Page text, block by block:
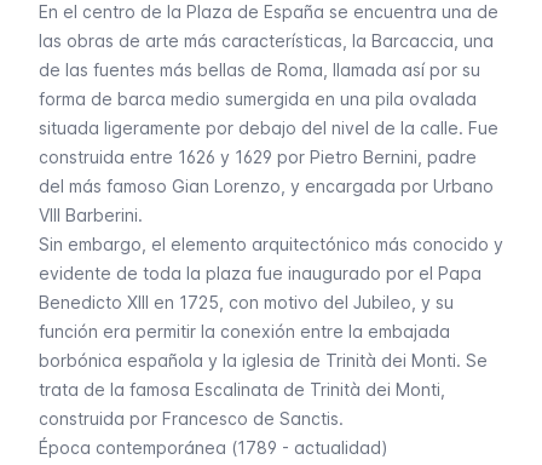
En el centro de la Plaza de España se encuentra una de
las obras de arte más características, la Barcaccia, una
de las fuentes más bellas de Roma, llamada así por su
forma de barca medio sumergida en una pila ovalada
situada ligeramente por debajo del nivel de la calle. Fue
construida entre 1626 y 1629 por Pietro Bernini, padre
del más famoso Gian Lorenzo, y encargada por Urbano
VIII Barberini.
Sin embargo, el elemento arquitectónico más conocido y
evidente de toda la plaza fue inaugurado por el Papa
Benedicto XIII en 1725, con motivo del Jubileo, y su
función era permitir la conexión entre la embajada
borbónica española y la iglesia de Trinità dei Monti. Se
trata de la famosa Escalinata de Trinità dei Monti,
construida por Francesco de Sanctis.
Época contemporánea (1789 - actualidad)